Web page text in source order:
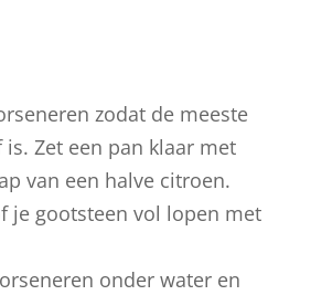
zodat de meeste
Zet een pan klaar met
van een halve citroen.
je gootsteen vol lopen met
onder water en